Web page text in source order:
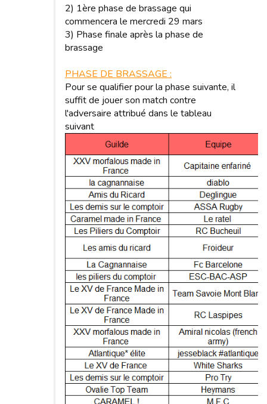
2) 1ère phase de brassage qui
commencera le mercredi 29 mars
3) Phase finale après la phase de
brassage
PHASE DE BRASSAGE :
Pour se qualifier pour la phase suivante, il
suffit de jouer son match contre
l'adversaire attribué dans le tableau
suivant